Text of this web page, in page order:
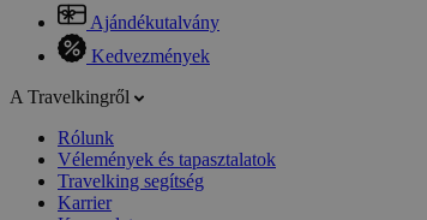
Ajándékutalvány
Kedvezmények
A Travelkingről
Rólunk
Vélemények és tapasztalatok
Travelking segítség
Karrier